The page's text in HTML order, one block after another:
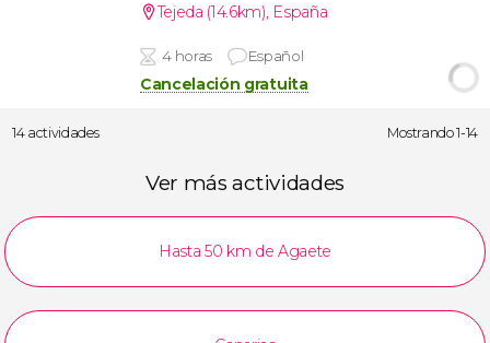
Tejeda (14.6km), España
4 horas Español
Cancelación gratuita
14 actividades Mostrando 1-14
Ver más actividades
Hasta 50 km de Agaete